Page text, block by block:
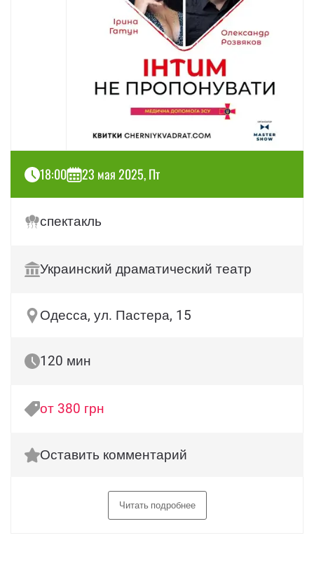
18:00 23 мая 2025, Пт
спектакль
Украинский драматический театр
Одесса, ул. Пастера, 15
120 мин
от 380 грн
Оставить комментарий
Читать подробнее